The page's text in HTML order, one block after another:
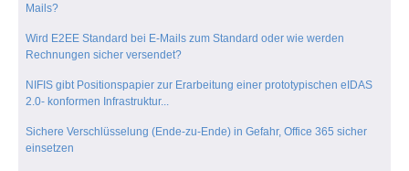
Mails?
Wird E2EE Standard bei E-Mails zum Standard oder wie werden
Rechnungen sicher versendet?
NIFIS gibt Positionspapier zur Erarbeitung einer prototypischen eIDAS
2.0- konformen Infrastruktur...
Sichere Verschlüsselung (Ende-zu-Ende) in Gefahr, Office 365 sicher
einsetzen